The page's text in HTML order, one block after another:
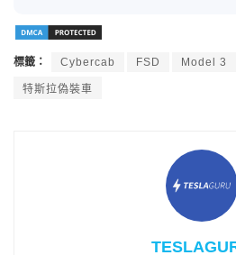
標籤： Cybercab FSD Model 3
特斯拉偽裝車